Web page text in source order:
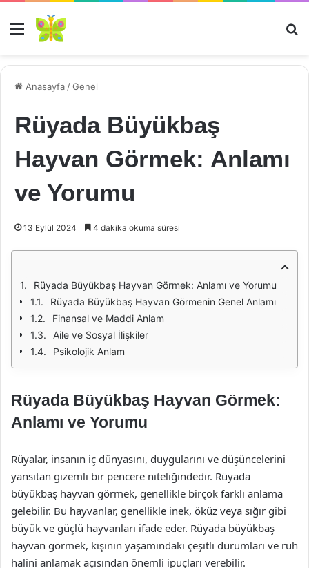
Menü
Anasayfa /Genel
Rüyada Büyükbaş
Hayvan Görmek: Anlamı
ve Yorumu
13 Eylül 2024 4 dakika okuma süresi
Rüyada Büyükbaş Hayvan Görmek: Anlamı ve Yorumu
Rüyada Büyükbaş Hayvan Görmenin Genel Anlamı
Finansal ve Maddi Anlam
Aile ve Sosyal İlişkiler
Psikolojik Anlam
Rüyada Büyükbaş Hayvan Görmek:
Anlamı ve Yorumu
Rüyalar, insanın iç dünyasını, duygularını ve düşüncelerini
yansıtan gizemli bir pencere niteliğindedir. Rüyada
büyükbaş hayvan görmek, genellikle birçok farklı anlama
gelebilir. Bu hayvanlar, genellikle inek, öküz veya sığır gibi
büyük ve güçlü hayvanları ifade eder. Rüyada büyükbaş
hayvan görmek, kişinin yaşamındaki çeşitli durumları ve ruh
halini anlamak açısından önemli ipuçları verebilir.